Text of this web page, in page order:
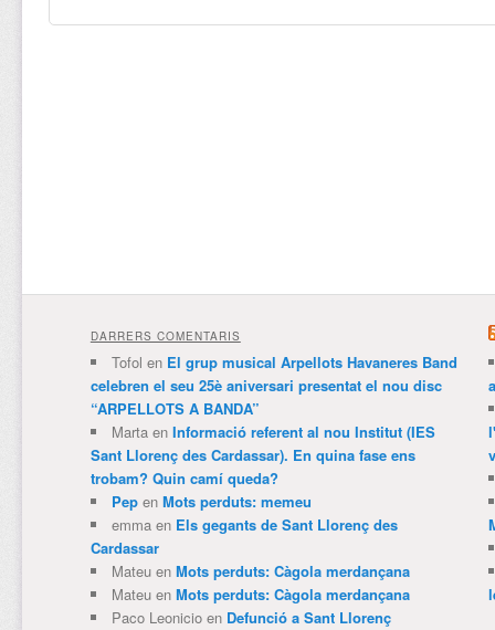
DARRERS COMENTARIS
Tofol en El grup musical Arpellots Havaneres Band
celebren el seu 25è aniversari presentat el nou disc
“ARPELLOTS A BANDA”
Martaen Informació referent al nou Institut (IES
Sant Llorenç des Cardassar). En quina fase ens
trobam? Quin camí queda?
Pepen Mots perduts: memeu
emmaen Els gegants de Sant Llorenç des
Cardassar
Mateuen Mots perduts: Càgola merdançana
Mateuen Mots perduts: Càgola merdançana
Paco Leonicioen Defunció a Sant Llorenç